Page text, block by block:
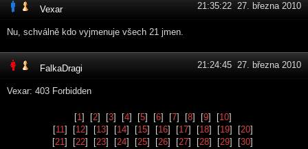
Vexar 21:35:22 27. března 2010
Nu, schválně kdo vyjmenuje všech 21 jmen.
FalkaDragi 21:24:45 27. března 2010
Vexar: 403 Forbidden
[1] [2] [3] [4] [5] [6] [7] [8] [9] [10]
[11] [12] [13] [14] [15] [16] [17] [18] [19] [20]
[21] [22] [23] [24] [25] [26] [27] [28] [29] [30]